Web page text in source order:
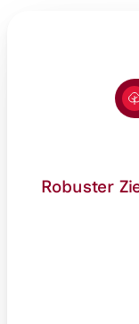
Robuster